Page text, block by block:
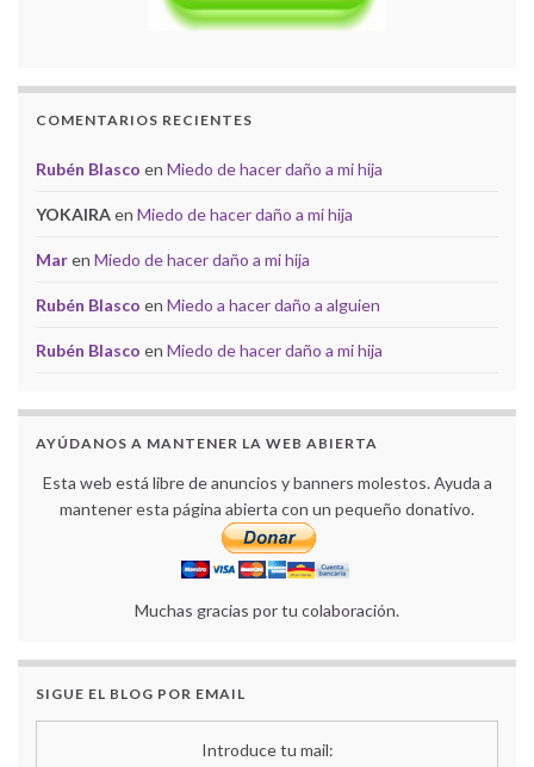
COMENTARIOS RECIENTES
Rubén Blasco en Miedo de hacer daño a mi hija
YOKAIRAen Miedo de hacer daño a mi hija
Maren Miedo de hacer daño a mi hija
Rubén Blasco en Miedo a hacer daño a alguien
Rubén Blasco en Miedo de hacer daño a mi hija
AYÚDANOS A MANTENER LA WEB ABIERTA
Esta web está libre de anuncios y banners molestos. Ayuda a
mantener esta página abierta con un pequeño donativo.
Muchas gracias por tu colaboración.
SIGUE EL BLOG POR EMAIL
Introduce tu mail: